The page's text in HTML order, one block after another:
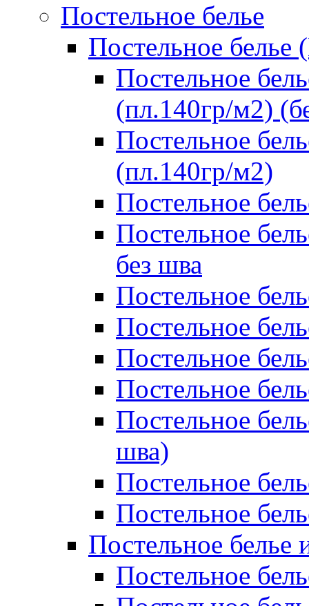
Постельное белье
Постельное белье
Постельное
(пл.140гр/м2)
Постельное
(пл.140гр/м2)
Постельное
Постельное
без шва
Постельное
Постельное
Постельное
Постельное
Постельное
шва)
Постельное
Постельное
Постельное белье
Постельное